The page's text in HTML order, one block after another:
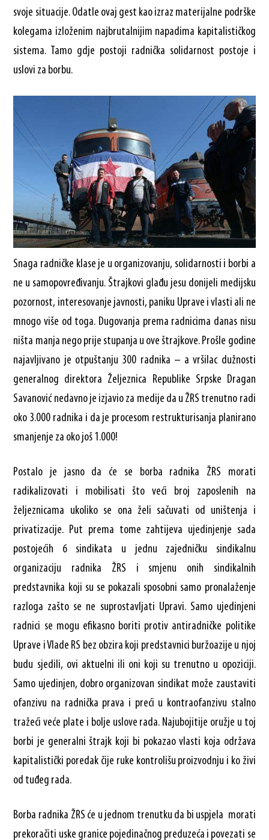
svoje situacije. Odatle ovaj gest kao izraz materijalne podrške
kolegama izloženim najbrutalnijim napadima kapitalističkog
sistema. Tamo gdje postoji radnička solidarnost postoje i
uslovi za borbu.
Snaga radničke klase je u organizovanju, solidarnosti i borbi a
ne u samopovređivanju. Štrajkovi glađu jesu donijeli medijsku
pozornost, interesovanje javnosti, paniku Uprave i vlasti ali ne
mnogo više od toga. Dugovanja prema radnicima danas nisu
ništa manja nego prije stupanja u ove štrajkove. Prošle godine
najavljivano je otpuštanju 300 radnika – a vršilac dužnosti
generalnog direktora Željeznica Republike Srpske Dragan
Savanović nedavno je izjavio za medije da u ŽRS trenutno radi
oko 3.000 radnika i da je procesom restrukturisanja planirano
smanjenje za oko još 1.000!
Postalo je jasno da će se borba radnika ŽRS morati
radikalizovati i mobilisati što veći broj zaposlenih na
željeznicama ukoliko se ona želi sačuvati od uništenja i
privatizacije. Put prema tome zahtijeva ujedinjenje sada
postojećih 6 sindikata u jednu zajedničku sindikalnu
organizaciju radnika ŽRS i smjenu onih sindikalnih
predstavnika koji su se pokazali sposobni samo pronalaženje
razloga zašto se ne suprostavljati Upravi. Samo ujedinjeni
radnici se mogu efikasno boriti protiv antiradničke politike
Uprave i Vlade RS bez obzira koji predstavnici buržoazije u njoj
budu sjedili, ovi aktuelni ili oni koji su trenutno u opoziciji.
Samo ujedinjen, dobro organizovan sindikat može zaustaviti
ofanzivu na radnička prava i preći u kontraofanzivu stalno
tražeći veće plate i bolje uslove rada. Najubojitije oružje u toj
borbi je generalni štrajk koji bi pokazao vlasti koja održava
kapitalistički poredak čije ruke kontrolišu proizvodnju i ko živi
od tuđeg rada.
Borba radnika ŽRS će u jednom trenutku da bi uspjela morati
prekoračiti uske granice pojedinačnog preduzeća i povezati se